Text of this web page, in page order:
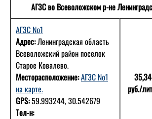
АГЗС во Всеволожском р-не
АГЗС №1
Адрес:Ленинградская область
Всеволожский район поселок
Старое Ковалево.
Месторасположение:АГЗС №1
на карте.
GPS:59.993244, 30.542679
Тел-н:
35,34
руб./